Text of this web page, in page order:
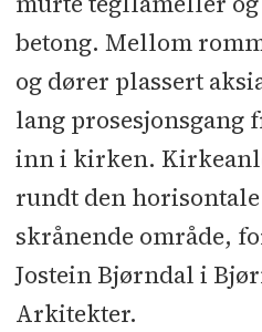
Rådgivere:
RIB:
RIE/Brann: ÅF-
- Akustikk: AF
Akustikk -
BRUKdesign
Side-entreprenører:
betong. Mellom
og dører plassert
lang prosesjonsgang
inn i kirken.
rundt den
skrånende område,
Jostein Bjørndal i
Arkitekter.